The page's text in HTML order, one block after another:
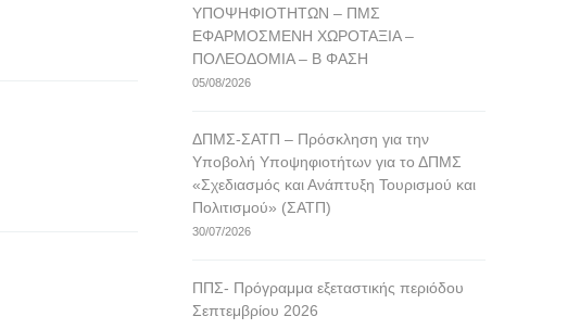
ΥΠΟΨΗΦΙΟΤΗΤΩΝ – ΠΜΣ
ΕΦΑΡΜΟΣΜΕΝΗ ΧΩΡΟΤΑΞΙΑ –
ΠΟΛΕΟΔΟΜΙΑ – Β ΦΑΣΗ
05/08/2026
ΔΠΜΣ-ΣΑΤΠ – Πρόσκληση για την
Υποβολή Υποψηφιοτήτων για το ΔΠΜΣ
«Σχεδιασμός και Ανάπτυξη Τουρισμού και
Πολιτισμού» (ΣΑΤΠ)
30/07/2026
ΠΠΣ- Πρόγραμμα εξεταστικής περιόδου
Σεπτεμβρίου 2026